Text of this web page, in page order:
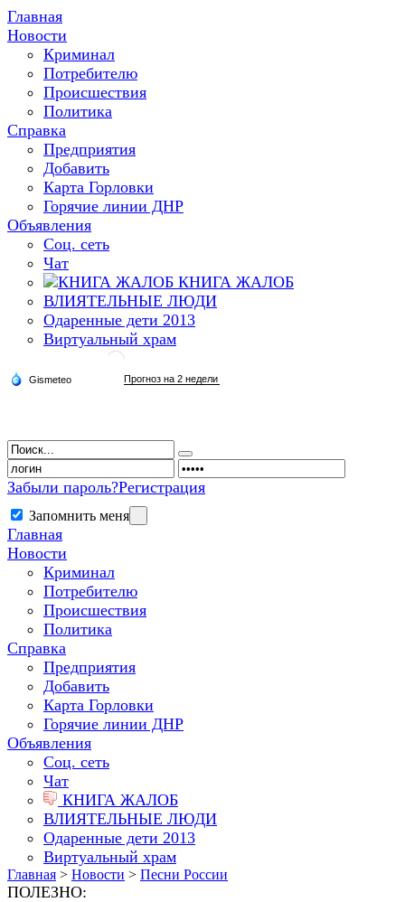
Главная
Новости
Криминал
Потребителю
Происшествия
Политика
Справка
Предприятия
Добавить
Карта Горловки
Горячие линии ДНР
Объявления
Соц. сеть
Чат
КНИГА ЖАЛОБ
ВЛИЯТЕЛЬНЫЕ ЛЮДИ
Одаренные дети 2013
Виртуальный храм
Забыли пароль?Регистрация
Запомнить меня
Главная
Новости
Криминал
Потребителю
Происшествия
Политика
Справка
Предприятия
Добавить
Карта Горловки
Горячие линии ДНР
Объявления
Соц. сеть
Чат
КНИГА ЖАЛОБ
ВЛИЯТЕЛЬНЫЕ ЛЮДИ
Одаренные дети 2013
Виртуальный храм
Главная > Новости > Песни России
ПОЛЕЗНО: